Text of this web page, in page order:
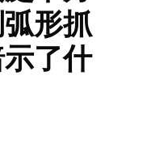
形抓
了什